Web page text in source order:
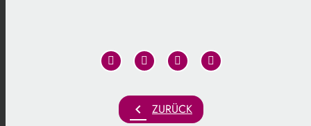
chevron_left ZURÜCK